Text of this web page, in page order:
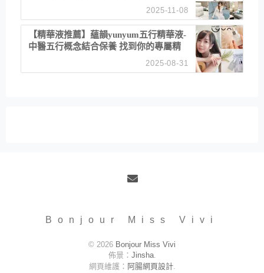
直營直銷、價格透明 高CP值打造夢想
居家風格
2025-11-08
【精華液推薦】蘊韻yunyum五行精華液-
中醫五行概念結合保養 找到你的專屬精
華！ 水㊀土㊀就選「潤・賦精華」維持
肌膚剛剛好的平衡
2025-08-31
Bonjour Miss Vivi
© 2026 Bonjour Miss Vivi
佈景： Jinsha.
網頁維護： 阿腸網頁設計.